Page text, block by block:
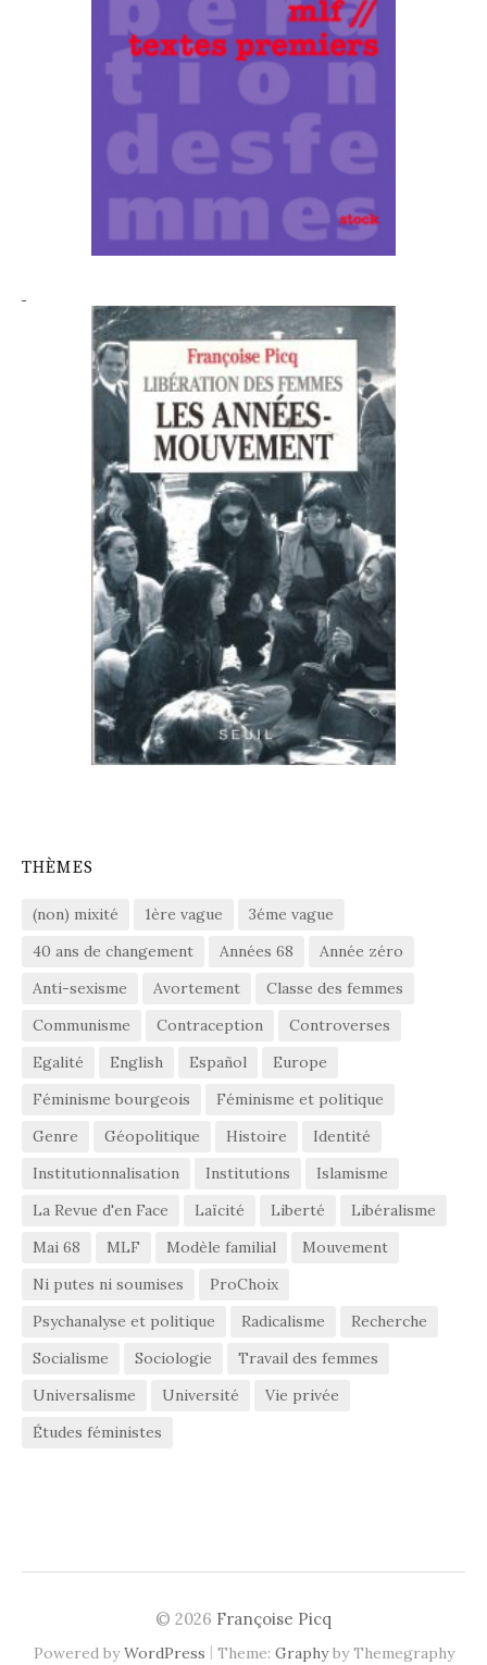
THÈMES
(non) mixité 1ère vague
3éme vague
40 ans de changement
Années 68
Année zéro
Anti-sexisme
Avortement
Classe des femmes
Communisme
Contraception
Controverses
Egalité
English Español
Europe
Féminisme bourgeois
Féminisme et politique
Genre
Géopolitique Histoire
Identité
Institutionnalisation
Institutions
Islamisme
La Revue d'en Face
Laïcité Liberté
Libéralisme
Mai 68
MLF Modèle familial
Mouvement
Ni putes ni soumises
ProChoix
Psychanalyse et politique
Radicalisme
Recherche
Socialisme
Sociologie
Travail des femmes
Universalisme
Université
Vie privée
Études féministes
© 2026 Françoise Picq
Powered byWordPress | Theme: Graphyby Themegraphy